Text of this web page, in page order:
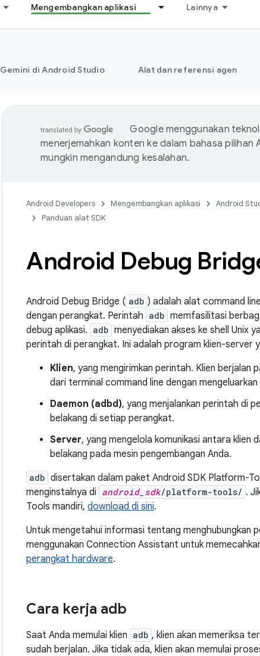
Mengembangkan aplikasi Lainnya
Gemini di Android Studio Alat dan referensi agen
Google menggunakan
menerjemahkan konten ke dalam bahasa pilihan
mungkin mengandung kesalahan.
Android Developers Mengembangkan aplikasi
Android
Panduan alat SDK
Android Debug
Android Debug Bridge ( adb ) adalah alat command
dengan perangkat. Perintah adb memfasilitasi
debug aplikasi. adb menyediakan akses ke shell Unix
perintah di perangkat. Ini adalah program klien-server
Klien, yang mengirimkan perintah. Klien berjalan
dari terminal command line dengan
Daemon (adbd), yang menjalankan perintah di
belakang di setiap perangkat.
Server, yang mengelola komunikasi antara klien
belakang pada mesin pengembangan Anda.
adb disertakan dalam paket Android SDK Platform-
menginstalnya di android_sdk/platform-tools/ .
Tools mandiri, download di sini.
Untuk mengetahui informasi tentang menghubungkan
menggunakan Connection Assistant untuk
perangkat hardware.
Cara kerja adb
Saat Anda memulai klien adb , klien akan memeriksa
sudah berjalan. Jika tidak ada, klien akan memulai